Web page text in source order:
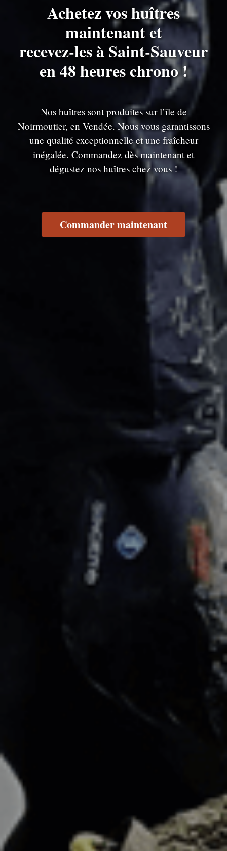
Achetez vos huîtres
maintenant et
recevez-les à Saint-Sauveur
en 48 heures chrono !
Nos huîtres sont produites sur l’île de
Noirmoutier, en Vendée. Nous vous garantissons
une qualité exceptionnelle et une fraîcheur
inégalée. Commandez dès maintenant et
dégustez nos huîtres chez vous !
Commander maintenant